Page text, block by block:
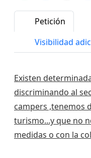
Petición
Visibilidad
Existen
discriminando al
campers ,tenemos
turismo...y que no
medidas o con la